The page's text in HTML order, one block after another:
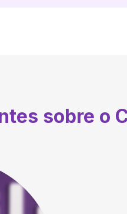
sobre o